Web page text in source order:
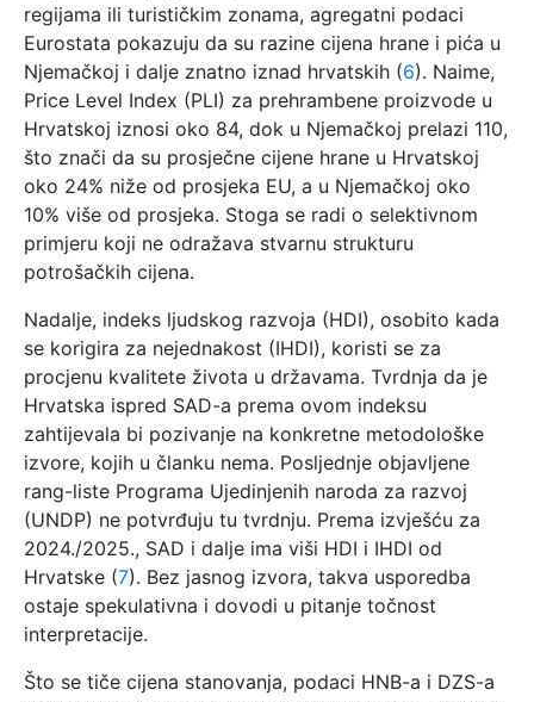
regijama ili turističkim zonama, agregatni podaci
Eurostata pokazuju da su razine cijena hrane i pića u
Njemačkoj i dalje znatno iznad hrvatskih (6). Naime,
Price Level Index (PLI) za prehrambene proizvode u
Hrvatskoj iznosi oko 84, dok u Njemačkoj prelazi 110,
što znači da su prosječne cijene hrane u Hrvatskoj
oko 24% niže od prosjeka EU, a u Njemačkoj oko
10% više od prosjeka. Stoga se radi o selektivnom
primjeru koji ne odražava stvarnu strukturu
potrošačkih cijena.
Nadalje, indeks ljudskog razvoja (HDI), osobito kada
se korigira za nejednakost (IHDI), koristi se za
procjenu kvalitete života u državama. Tvrdnja da je
Hrvatska ispred SAD-a prema ovom indeksu
zahtijevala bi pozivanje na konkretne metodološke
izvore, kojih u članku nema. Posljednje objavljene
rang-liste Programa Ujedinjenih naroda za razvoj
(UNDP) ne potvrđuju tu tvrdnju. Prema izvješću za
2024./2025., SAD i dalje ima viši HDI i IHDI od
Hrvatske (7). Bez jasnog izvora, takva usporedba
ostaje spekulativna i dovodi u pitanje točnost
interpretacije.
Što se tiče cijena stanovanja, podaci HNB-a i DZS-a